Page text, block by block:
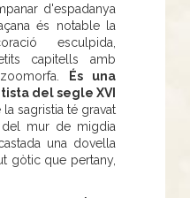
d'espadanya
és notable la
esculpida,
capitells amb
És una
del segle XVI
sagristia té gravat
del mur de migdia
una dovella
gòtic que pertany,